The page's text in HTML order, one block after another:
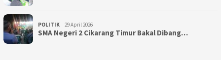
POLITIK 29 April 2026
SMA Negeri 2 Cikarang Timur Bakal Dibang…